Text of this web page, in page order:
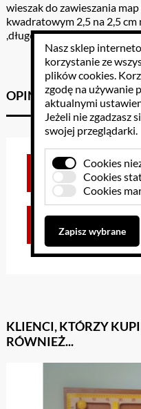
wieszak do zawieszania
kwadratowym 2,5 na 2,5
,długość poprzecznego
OPINIE KLIENTÓW
Brak opinii dla
KLIENCI, KTÓRZY
RÓWNIEŻ...
Nasz sklep
korzystanie ze
plików cookies.
zgodę na używanie
aktualnymi
Jeżeli nie zgadzasz
swojej przeglądarki.
Cookies
Cookies
Cookies
Zapisz wybrane